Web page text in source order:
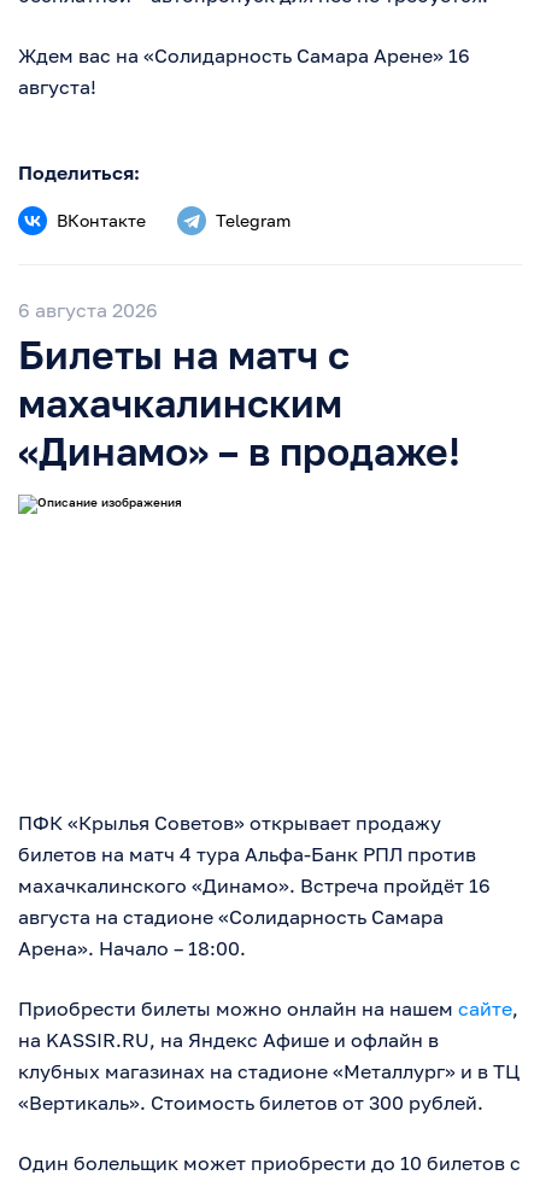
Ждем вас на «Солидарность Самара Арене» 16
августа!
Поделиться:
ВКонтакте Telegram
6 августа 2026
Билеты на матч с
махачкалинским
«Динамо» – в продаже!
ПФК «Крылья Советов» открывает продажу
билетов на матч 4 тура Альфа-Банк РПЛ против
махачкалинского «Динамо». Встреча пройдёт 16
августа на стадионе «Солидарность Самара
Арена». Начало – 18:00.
Приобрести билеты можно онлайн на нашем сайте,
на KASSIR.RU, на Яндекс Афише и офлайн в
клубных магазинах на стадионе «Металлург» и в ТЦ
«Вертикаль». Стоимость билетов от 300 рублей.
Один болельщик может приобрести до 10 билетов с